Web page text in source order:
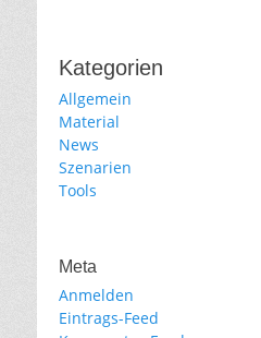
Kategorien
Allgemein
Material
News
Szenarien
Tools
Meta
Anmelden
Eintrags-Feed